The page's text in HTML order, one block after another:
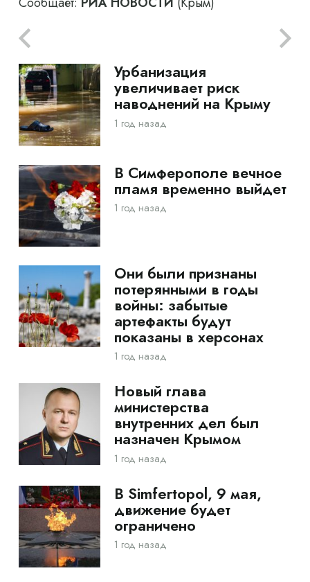
Урбанизация
увеличивает риск
наводнений на Крыму
1 год назад
В Симферополе вечное
пламя временно выйдет
1 год назад
Они были признаны
потерянными в годы
войны: забытые
артефакты будут
показаны в херсонах
1 год назад
Новый глава
министерства
внутренних дел был
назначен Крымом
1 год назад
В Simfertopol, 9 мая,
движение будет
ограничено
1 год назад